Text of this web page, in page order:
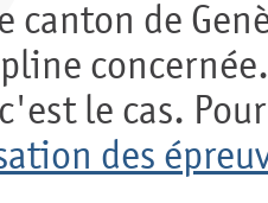
canton de
le cas.
des